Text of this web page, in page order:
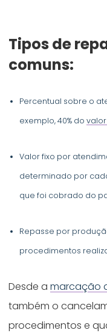
Tipos de
comuns:
Percentual sobre o
exemplo, 40% do
Valor fixo por
determinado por
que foi cobrado do
Repasse por
procedimentos
Desde amarcação
também o
procedimentos e